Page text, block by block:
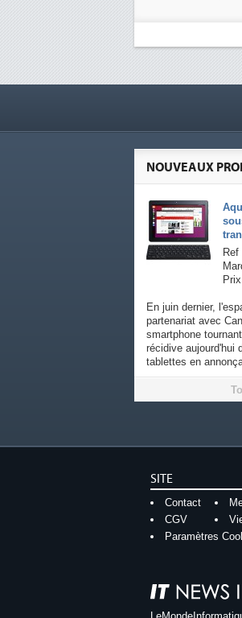
NOUVEAUX
En juin dernier,
partenariat avec
smartphone
récidive aujourd'hui
tablettes en
SITE
Contact
CGV
Paramètres